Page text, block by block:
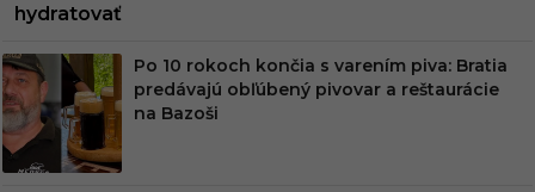
hydratovať
Po 10 rokoch končia s varením piva: Bratia
predávajú obľúbený pivovar a reštaurácie
na Bazoši